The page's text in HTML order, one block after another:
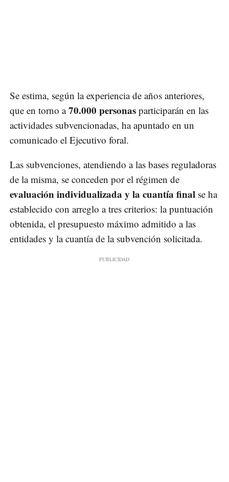
Se estima, según la experiencia de años anteriores,
que en torno a70.000 personas participarán en las
actividades subvencionadas, ha apuntado en un
comunicado el Ejecutivo foral.
Las subvenciones, atendiendo a las bases reguladoras
de la misma, se conceden por el régimen de
evaluación individualizada y la cuantía final se ha
establecido con arreglo a tres criterios: la puntuación
obtenida, el presupuesto máximo admitido a las
entidades y la cuantía de la subvención solicitada.